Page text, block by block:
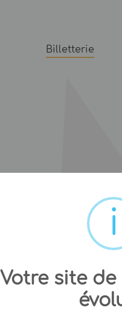
Billetterie
Votre site